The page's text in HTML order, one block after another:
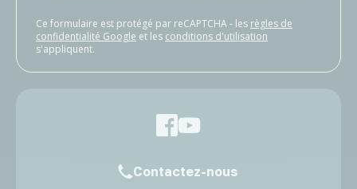
Ce formulaire est protégé par reCAPTCHA - les règles de
confidentialité Google et les conditions d'utilisation
s'appliquent.
Contactez-nous